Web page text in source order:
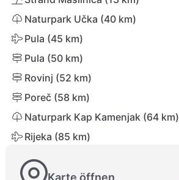
Naturpark Učka (40 km)
Pula (45 km)
Pula (50 km)
Rovinj (52 km)
Poreč (58 km)
Naturpark Kap Kamenjak (64 km)
Rijeka (85 km)
Karte öffnen